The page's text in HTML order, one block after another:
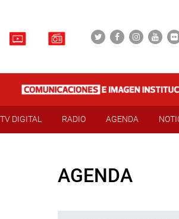
TV DIGITAL RADIO AGENDA
AGENDA